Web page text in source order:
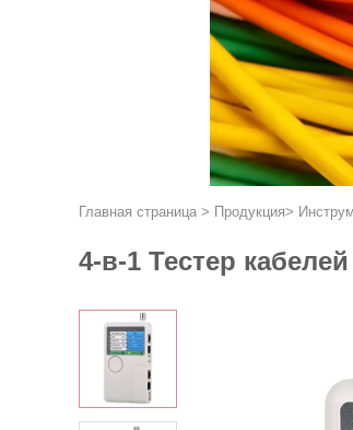
Главная страница > Продукция>
4-в-1 Тестер